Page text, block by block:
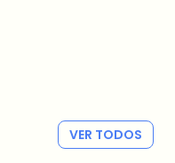
VER TODOS